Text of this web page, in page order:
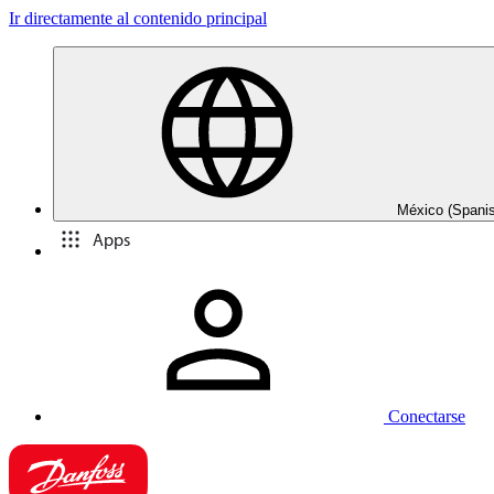
Ir directamente al contenido principal
México
Apps
Conectarse